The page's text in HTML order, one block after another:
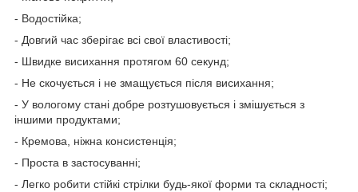
- Водостійка;
- Довгий час зберігає всі свої властивості;
- Швидке висихання протягом 60 секунд;
- Не скочується і не змащується після висихання;
- У вологому стані добре розтушовується і змішується з
іншими продуктами;
- Кремова, ніжна консистенція;
- Проста в застосуванні;
- Легко робити стійкі стрілки будь-якої форми та складності;